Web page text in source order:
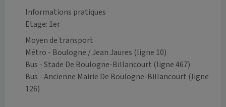
Informations pratiques
Etage: 1er
Moyen de transport
Métro - Boulogne / Jean Jaures (ligne 10)
Bus - Stade De Boulogne-Billancourt (ligne 467)
Bus - Ancienne Mairie De Boulogne-Billancourt (ligne
126)